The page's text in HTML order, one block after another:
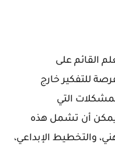
القائم على
للتفكير خارج
التي
يمكن أن تشمل هذه
والتخطيط الإبداعي،